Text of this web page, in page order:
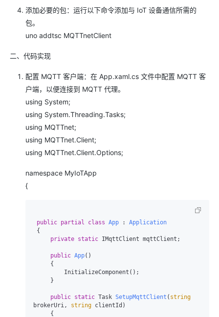
添加必要的包：运行以下命令添加与 IoT 设备通信所需的
包。
uno addtsc MQTTnetClient
二、代码实现
配置 MQTT 客户端：在 App.xaml.cs 文件中配置 MQTT 客
户端，以便连接到 MQTT 代理。
using System;
using System.Threading.Tasks;
using MQTTnet;
using MQTTnet.Client;
using MQTTnet.Client.Options;
namespace MyIoTApp
{
public partial class App : Application
private static IMqttClient mqttClient;
public App()
public static Task SetupMqttClient ( string
brokerUri, string clientId )